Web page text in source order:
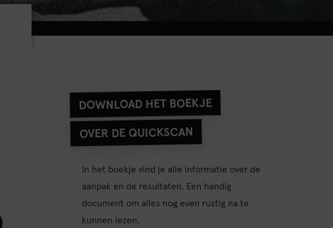
DOWNLOAD HET BOEKJE
OVER DE QUICKSCAN
In het boekje vind je alle informatie over de
aanpak en de resultaten. Een handig
document om alles nog even rustig na te
kunnen lezen.